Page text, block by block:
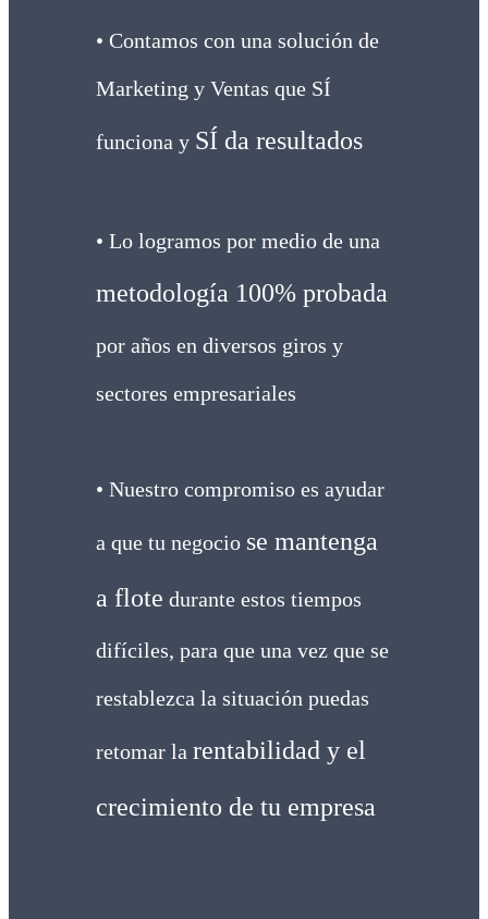
• Contamos con una solución de
Marketing y Ventas que SÍ
funciona y SÍ da resultados
• Lo logramos por medio de una
metodología 100% probada
por años en diversos giros y
sectores empresariales
• Nuestro compromiso es ayudar
a que tu negocio se mantenga
a flote durante estos tiempos
difíciles, para que una vez que se
restablezca la situación puedas
retomar la rentabilidad y el
crecimiento de tu empresa